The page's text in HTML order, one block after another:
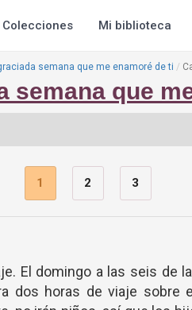
Colecciones Mi biblioteca
semana que me enamoré de ti
semana que
1 2 3
El domingo a las seis de
dos horas de viaje sobre